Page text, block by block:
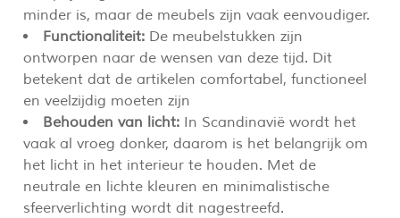
minder is, maar de meubels zijn vaak eenvoudiger.
Functionaliteit: De meubelstukken zijn
ontworpen naar de wensen van deze tijd. Dit
betekent dat de artikelen comfortabel, functioneel
en veelzijdig moeten zijn
Behouden van licht: In Scandinavië wordt het
vaak al vroeg donker, daarom is het belangrijk om
het licht in het interieur te houden. Met de
neutrale en lichte kleuren en minimalistische
sfeerverlichting wordt dit nagestreefd.